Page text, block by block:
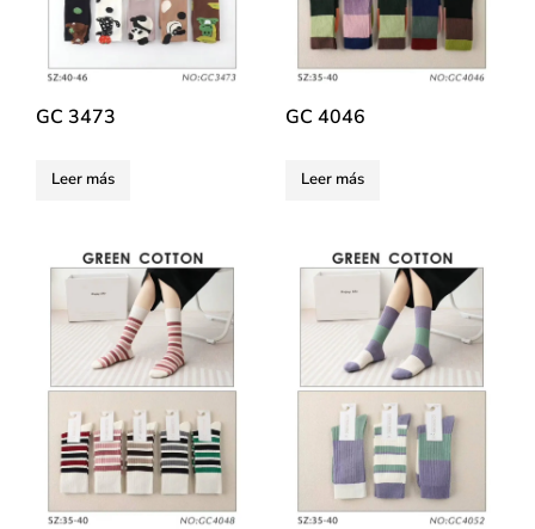
GC 3473
Leer más
GC 4046
Leer más